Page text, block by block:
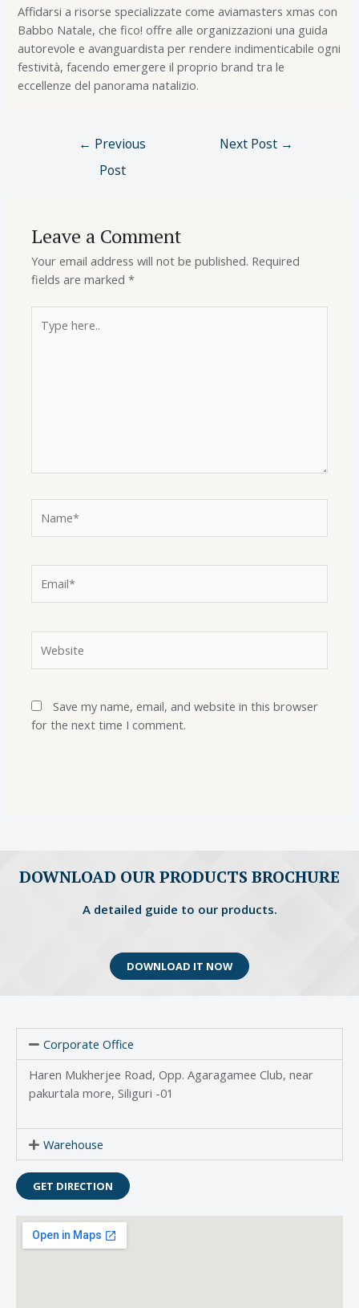
Affidarsi a risorse specializzate come aviamasters xmas con
Babbo Natale, che fico! offre alle organizzazioni una guida
autorevole e avanguardista per rendere indimenticabile ogni
festività, facendo emergere il proprio brand tra le
eccellenze del panorama natalizio.
← Previous
Post
Next Post →
Leave a Comment
Your email address will not be published. Required
fields are marked*
Save my name, email, and website in this browser
for the next time I comment.
DOWNLOAD OUR PRODUCTS BROCHURE
A detailed guide to our products.
DOWNLOAD IT NOW
Corporate Office
Haren Mukherjee Road, Opp. Agaragamee Club, near
pakurtala more, Siliguri -01
Warehouse
GET DIRECTION